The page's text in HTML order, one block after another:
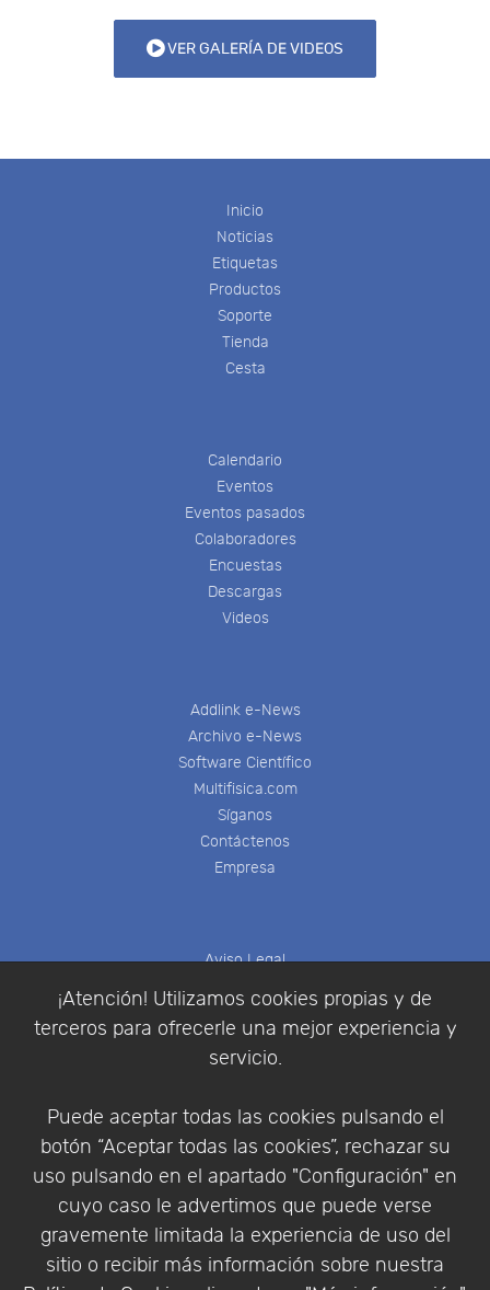
¡Atención! Utilizamos cookies propias y de
terceros para ofrecerle una mejor experiencia y
servicio.
Puede aceptar todas las cookies pulsando el
botón “Aceptar todas las cookies”, rechazar su
uso pulsando en el apartado "Configuración" en
cuyo caso le advertimos que puede verse
gravemente limitada la experiencia de uso del
sitio o recibir más información sobre nuestra
VER GALERÍA DE VIDEOS
Inicio
Noticias
Etiquetas
Productos
Soporte
Tienda
Cesta
Calendario
Eventos
Eventos pasados
Colaboradores
Encuestas
Descargas
Videos
Addlink e-News
Archivo e-News
Software Científico
Multifisica.com
Síganos
Contáctenos
Empresa
Aviso Legal
Condiciones de compra
Identificarse
Empresa|Aviso Legal| Política de Privacidad |
Política de Cookies
© Copyright 1994 - 2026. Addlink Software